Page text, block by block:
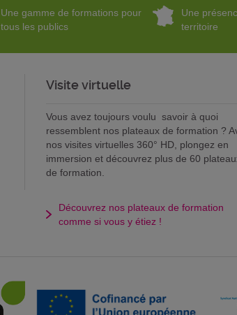
Une gamme de formations pour
tous les publics
Une
territoire
Visite virtuelle
Vous avez toujours voulu savoir à quoi
ressemblent nos plateaux de formation ?
nos visites virtuelles 360° HD, plongez en
immersion et découvrez plus de 60
de formation.
Découvrez nos plateaux de formation
comme si vous y étiez !